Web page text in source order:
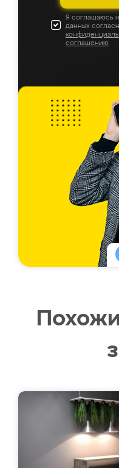
Я соглашаюсь
данных
соглашению